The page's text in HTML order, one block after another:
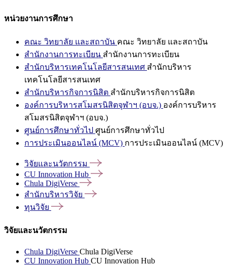
หน่วยงานการศึกษา
คณะ วิทยาลัย และสถาบัน คณะ วิทยาลัย และสถาบัน
สำนักงานการทะเบียน สำนักงานการทะเบียน
สำนักบริหารเทคโนโลยีสารสนเทศ สำนักบริหาร
เทคโนโลยีสารสนเทศ
สำนักบริหารกิจการนิสิต สำนักบริหารกิจการนิสิต
องค์การบริหารสโมสรนิสิตจุฬาฯ (อบจ.) องค์การบริหาร
สโมสรนิสิตจุฬาฯ (อบจ.)
ศูนย์การศึกษาทั่วไป ศูนย์การศึกษาทั่วไป
การประเมินออนไลน์ (MCV) การประเมินออนไลน์ (MCV)
วิจัยและนวัตกรรม
CU Innovation Hub
Chula DigiVerse
สำนักบริหารวิจัย
ทุนวิจัย
วิจัยและนวัตกรรม
Chula DigiVerse Chula DigiVerse
CU Innovation Hub CU Innovation Hub